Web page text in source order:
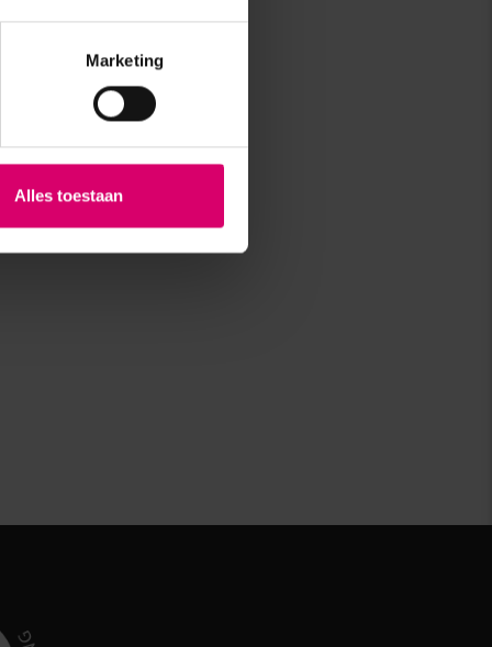
Marketing
Alles toestaan